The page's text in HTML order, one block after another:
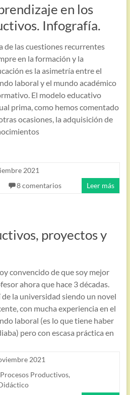
en los
Infografía.
de las cuestiones recurrentes
en la formación y la
es la asimetría entre el
laboral y el mundo académico
El modelo educativo
prima, como hemos comentado
ocasiones, la adquisición de
2021
8 comentarios Leer más
proyectos y
convencido de que soy mejor
ahora que hace 3 décadas.
de la universidad siendo un novel
con mucha experiencia en el
laboral (es lo que tiene haber
pero con escasa práctica en
2021
Procesos Productivos,